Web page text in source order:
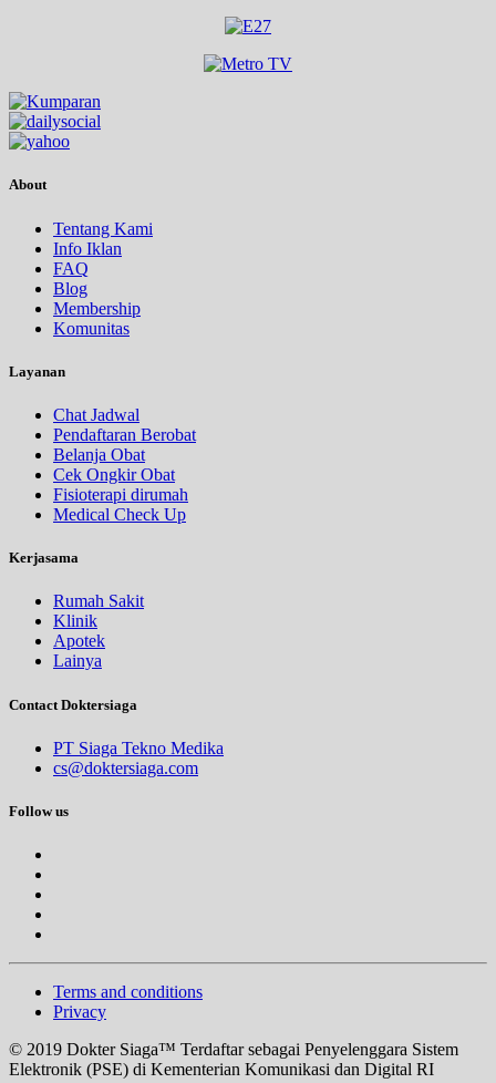
About
Tentang Kami
Info Iklan
FAQ
Blog
Membership
Komunitas
Layanan
Chat Jadwal
Pendaftaran Berobat
Belanja Obat
Cek Ongkir Obat
Fisioterapi dirumah
Medical Check Up
Kerjasama
Rumah Sakit
Klinik
Apotek
Lainya
Contact Doktersiaga
PT Siaga Tekno Medika
cs@doktersiaga.com
Follow us
Terms and conditions
Privacy
© 2019 Dokter Siaga™ Terdaftar sebagai Penyelenggara Sistem
Elektronik (PSE) di Kementerian Komunikasi dan Digital RI